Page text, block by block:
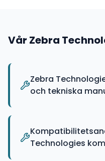
Vår Zebra
Zebra
och tekniska
Technologies